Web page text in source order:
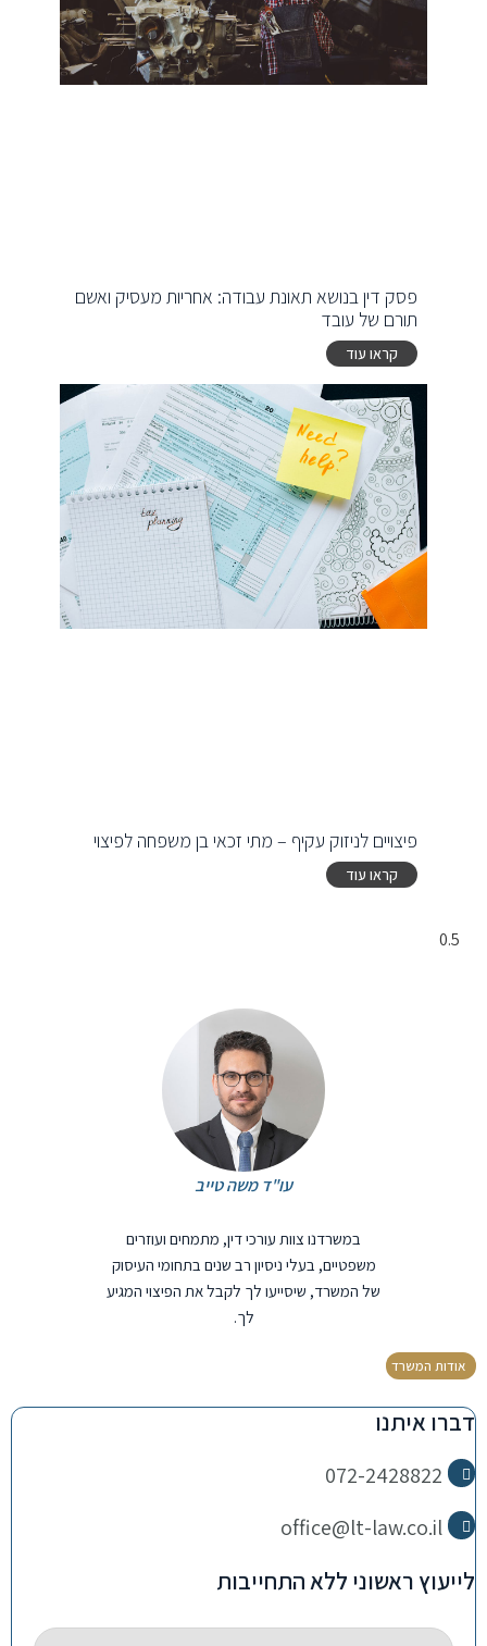
פסק דין בנושא תאונת עבודה: אחריות מעסיק ואשם
תורם של עובד
קראו עוד
פיצויים לניזוק עקיף – מתי זכאי בן משפחה לפיצוי
קראו עוד
עו"ד משה טייב
במשרדנו צוות עורכי דין, מתמחים ועוזרים
משפטיים, בעלי ניסיון רב שנים בתחומי העיסוק
של המשרד, שיסייעו לך לקבל את הפיצוי המגיע
לך.
אודות המשרד
דברו איתנו
072-2428822
office@lt-law.co.il
לייעוץ ראשוני ללא התחייבות